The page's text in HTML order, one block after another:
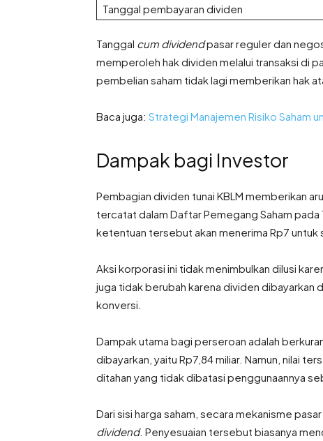
Tanggal pembayaran dividen
Tanggal cum dividendpasar reguler dan
memperoleh hak dividen melalui transaksi di
pembelian saham tidak lagi memberikan hak
Baca juga: Strategi Manajemen Risiko Saham
Dampak bagi Investor
Pembagian dividen tunai KBLM memberikan
tercatat dalam Daftar Pemegang Saham
ketentuan tersebut akan menerima Rp7 untuk
Aksi korporasi ini tidak menimbulkan dilusi
juga tidak berubah karena dividen dibayarkan
konversi.
Dampak utama bagi perseroan adalah
dibayarkan, yaitu Rp7,84 miliar. Namun, nilai
ditahan yang tidak dibatasi penggunaannya
Dari sisi harga saham, secara mekanisme
dividend. Penyesuaian tersebut biasanya